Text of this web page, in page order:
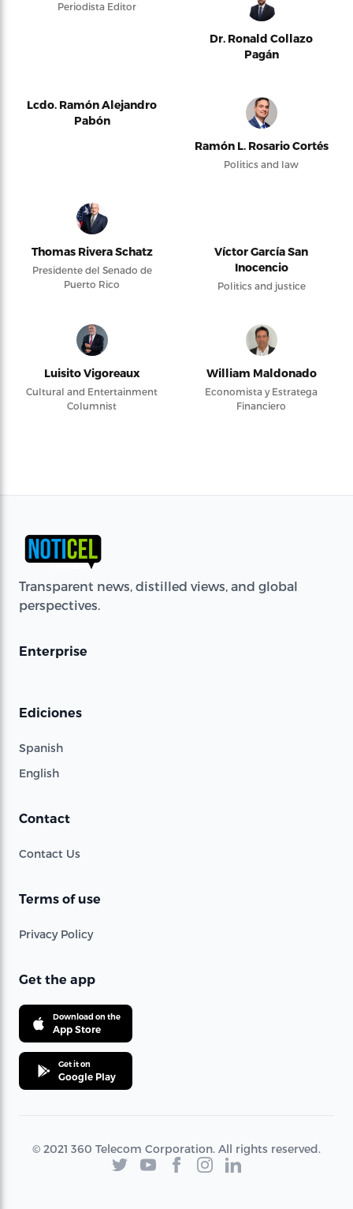
Periodista Editor
Dr. Ronald Collazo
Pagán
Lcdo. Ramón Alejandro
Pabón
Ramón L. Rosario Cortés
Politics and law
Thomas Rivera Schatz
Presidente del Senado de
Puerto Rico
Víctor García San
Inocencio
Politics and justice
Luisito Vigoreaux
Cultural and Entertainment
Columnist
William Maldonado
Economista y Estratega
Financiero
Transparent news, distilled views, and global
perspectives.
Enterprise
Ediciones
Spanish
English
Contact
Contact Us
Terms of use
Privacy Policy
Get the app
Download on the
App Store
Get it on
Google Play
© 2021 360 Telecom Corporation. All rights reserved.